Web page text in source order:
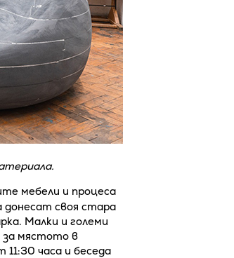
мебели и процеса
своя стара
Малки и големи
за мястото в
часа и беседа